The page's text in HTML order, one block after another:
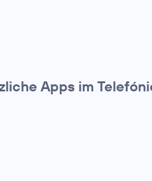
Apps im